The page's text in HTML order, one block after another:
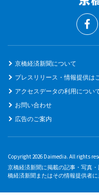
京橋経済新聞について
プレスリリース・情報提供は
アクセスデータの利用につい
お問い合わせ
広告のご案内
Copyright 2026 Daimedia. All rights
京橋経済新聞に掲載の記事・写真
橋経済新聞またはその情報提供者に